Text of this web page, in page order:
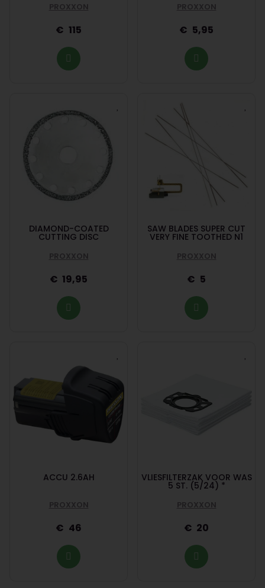
PROXXON
115
PROXXON
5,95
DIAMOND-COATED
CUTTING DISC
PROXXON
19,95
SAW BLADES SUPER CUT
VERY FINE TOOTHED N1
PROXXON
5
ACCU 2.6AH
PROXXON
46
VLIESFILTERZAK VOOR WAS
5 ST. (5/24) *
PROXXON
20